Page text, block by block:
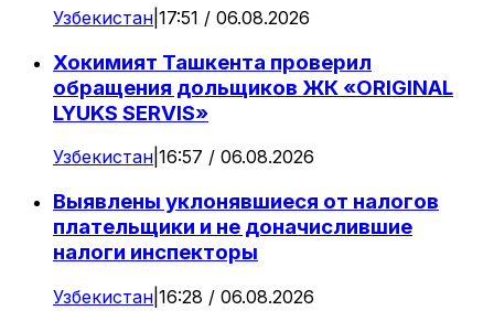
Узбекистан 17:51 / 06.08.2026
Хокимият Ташкента проверил
обращения дольщиков ЖК «ORIGINAL
LYUKS SERVIS»
Узбекистан 16:57 / 06.08.2026
Выявлены уклонявшиеся от налогов
плательщики и не доначислившие
налоги инспекторы
Узбекистан 16:28 / 06.08.2026